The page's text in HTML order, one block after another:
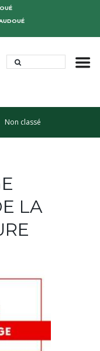
Non classé
LA